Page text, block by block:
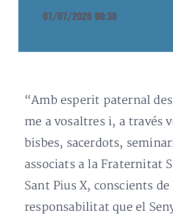
01/07/2026 08:38
“Amb esperit paternal
me a vosaltres i, a través
bisbes, sacerdots,
associats a la Fraternitat
Sant Pius X, conscients de
responsabilitat que el